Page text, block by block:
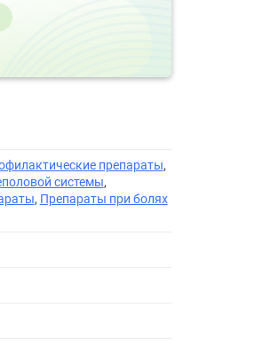
препараты,
системы,
, Препараты при болях